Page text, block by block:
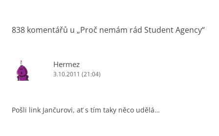
838 komentářů u „Proč nemám rád Student Agency“
Hermez
3.10.2011 (21:04)
Pošli link Jančurovi, ať s tím taky něco udělá…